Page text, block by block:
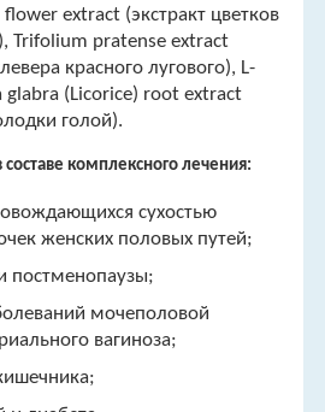
extract (экстракт цветков
Trifolium pratense extract
красного лугового), L-
glabra (Licorice) root extract
голой).
комплексного лечения:
сухостью
женских половых путей;
постменопаузы;
мочеполовой
вагиноза;